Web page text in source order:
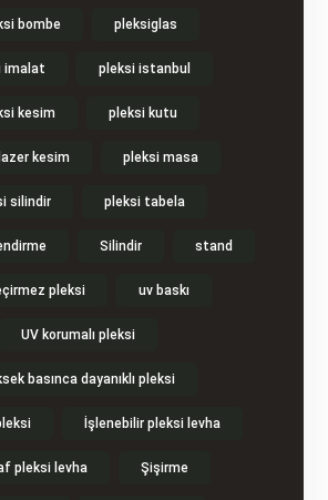
bombe pleksiglas
imalat pleksi istanbul
kesim pleksi kutu
kesim pleksi masa
silindir pleksi tabela
Silindir stand
pleksi uv baskı
UV korumalı pleksi
basınca dayanıklı pleksi
İşlenebilir pleksi levha
pleksi levha Şişirme